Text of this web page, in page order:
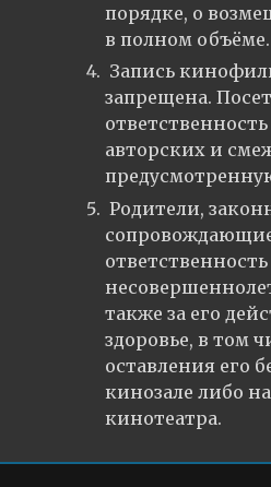
порядке, о
в полном объёме.
Запись
запрещена.
авторских и
Родители,
ответственность
также за его
здоровье, в том
оставления его
кинозале либо
кинотеатра.